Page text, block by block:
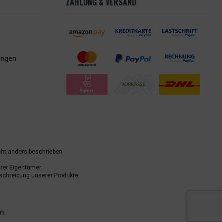
anders beschrieben
Eigentümer.
unserer Produkte.